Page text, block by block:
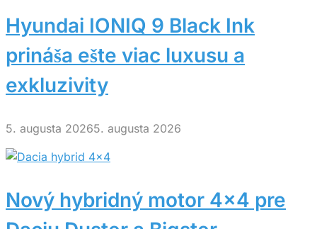
Hyundai IONIQ 9 Black Ink
prináša ešte viac luxusu a
exkluzivity
5. augusta 20265. augusta 2026
Nový hybridný motor 4×4 pre